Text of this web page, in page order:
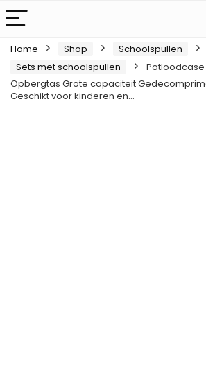
Home Shop
Schoolspullen
Sets met schoolspullen
Opbergtas Grote capaciteit
Geschikt voor kinderen en…